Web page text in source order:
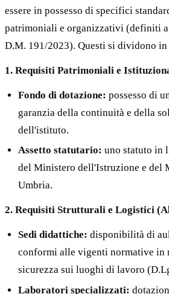
essere in possesso di specifici
patrimoniali e organizzativi (definiti
D.M. 191/2023). Questi si dividono in
1. Requisiti Patrimoniali e
Fondo di dotazione: possesso di
garanzia della continuità e della
dell'istituto.
Assetto statutario: uno statuto in
del Ministero dell'Istruzione e del
Umbria.
2. Requisiti Strutturali e Logistici
Sedi didattiche: disponibilità di
conformi alle vigenti normative in
sicurezza sui luoghi di lavoro
Laboratori specializzati: